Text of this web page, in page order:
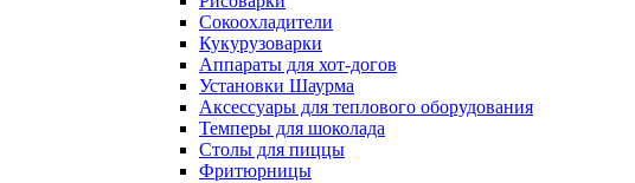
Сокоохладители
Кукурузоварки
Аппараты для хот-догов
Установки Шаурма
Аксессуары для теплового оборудования
Темперы для шоколада
Столы для пиццы
Фритюрницы